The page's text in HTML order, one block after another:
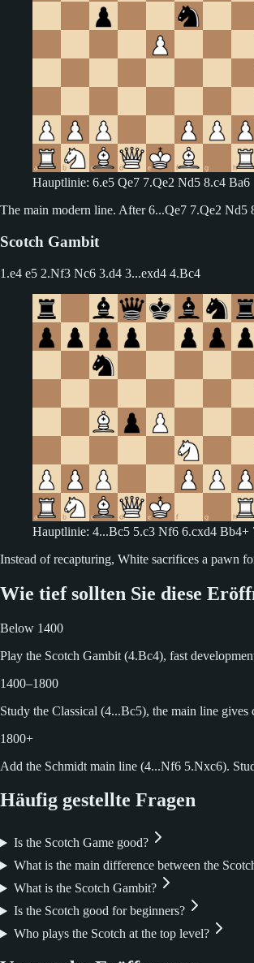
Hauptlinie: 6.e5 Qe7 7.Qe2 Nd5 8.c4 Ba6
The main modern line. After 6...Qe7 7.Qe2
Scotch Gambit
1.e4 e5 2.Nf3 Nc6 3.d4 3...exd4 4.Bc4
Hauptlinie: 4...Bc5 5.c3 Nf6 6.cxd4 Bb4+
Instead of recapturing, White sacrifices a pawn
Wie tief sollten Sie diese
Below 1400
Play the Scotch Gambit (4.Bc4), fast
1400–1800
Study the Classical (4...Bc5), the main line
1800+
Add the Schmidt main line (4...Nf6 5.Nxc6).
Häufig gestellte Fragen
Is the Scotch Game good?
What is the main difference between the
What is the Scotch Gambit?
Is the Scotch good for beginners?
Who plays the Scotch at the top level?